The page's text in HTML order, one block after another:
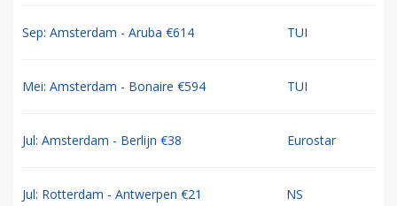
Sep: Amsterdam - Aruba €614 TUI
Mei: Amsterdam - Bonaire €594 TUI
Jul: Amsterdam - Berlijn €38 Eurostar
Jul: Rotterdam - Antwerpen €21 NS